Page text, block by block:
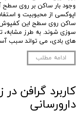
وجود بار ساکن بر روی
اپوکسی از محبوبیت و
ساکن روی سطح این
سوزی شوند. به طرز مشابه،
های بادی، می تواند سبب
ادامه مطلب
کاربرد گرافن
دارورسانی